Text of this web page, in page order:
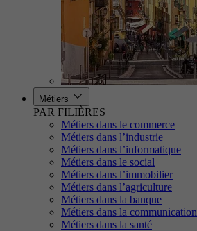
Métiers
PAR FILIÈRES
Métiers dans le commerce
Métiers dans l’industrie
Métiers dans l’informatique
Métiers dans le social
Métiers dans l’immobilier
Métiers dans l’agriculture
Métiers dans la banque
Métiers dans la communication
Métiers dans la santé